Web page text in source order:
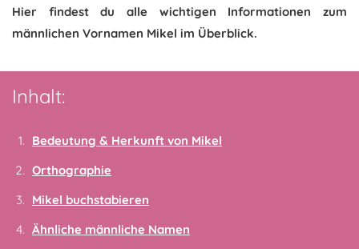
Hier findest du alle wichtigen Informationen zum
männlichen Vornamen Mikel im Überblick.
Inhalt:
Bedeutung & Herkunft von Mikel
Orthographie
Mikel buchstabieren
Ähnliche männliche Namen